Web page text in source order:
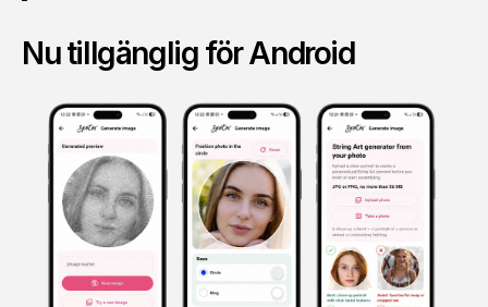
Nu tillgänglig för Android